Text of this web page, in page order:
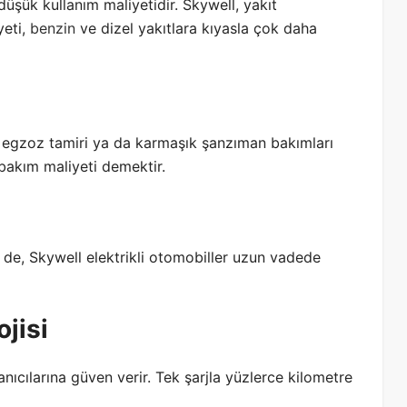
kullanım maliyetidir. Skywell, yakıt
benzin ve dizel yakıtlara kıyasla çok daha
tamiri ya da karmaşık şanzıman bakımları
maliyeti demektir.
Skywell elektrikli otomobiller uzun vadede
güven verir. Tek şarjla yüzlerce kilometre